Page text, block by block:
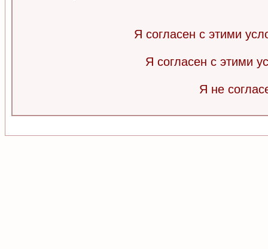
Я согласен с этими
Я согласен с этими
Я не